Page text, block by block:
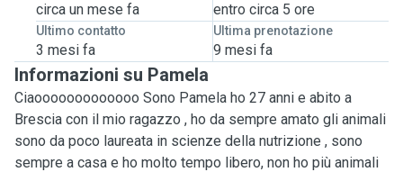
circa un mese fa entro circa 5 ore
Ultimo contatto
3 mesi fa
Ultima prenotazione
9 mesi fa
Informazioni su Pamela
Ciaooooooooooooo Sono Pamela ho 27 anni e abito a
Brescia con il mio ragazzo , ho da sempre amato gli animali
sono da poco laureata in scienze della nutrizione , sono
sempre a casa e ho molto tempo libero, non ho più animali